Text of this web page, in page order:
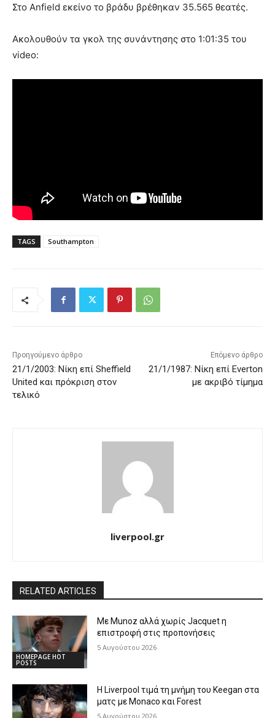
Στο Anfield εκείνο το βράδυ βρέθηκαν 35.565 θεατές.
Ακολουθούν τα γκολ της συνάντησης στο 1:01:35 του
video:
TAGS Southampton
Προηγούμενο άρθρο
21/1/2003: Νίκη επί Sheffield
United και πρόκριση στον
τελικό
Επόμενο άρθρο
21/1/1987: Νίκη επί Everton
με ακριβό τίμημα
liverpool.gr
RELATED ARTICLES
HOMEPAGE HOT
POSTS
Με Munoz αλλά χωρίς Jacquet η
επιστροφή στις προπονήσεις
5 Αυγούστου 2026
Η Liverpool τιμά τη μνήμη του Keegan στα
ματς με Monaco και Forest
5 Αυγούστου 2026